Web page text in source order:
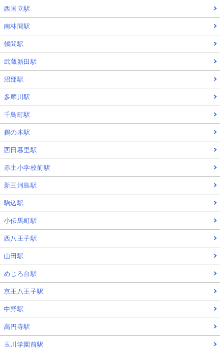
西国立駅
南林間駅
鶴間駅
武蔵新田駅
沼部駅
多摩川駅
千鳥町駅
鵜の木駅
西日暮里駅
赤土小学校前駅
新三河島駅
駒込駅
小伝馬町駅
西八王子駅
山田駅
めじろ台駅
京王八王子駅
中野駅
高円寺駅
玉川学園前駅